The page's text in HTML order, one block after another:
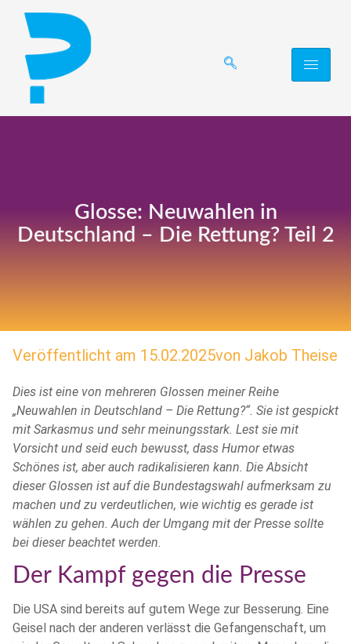
Glosse: Neuwahlen in
Deutschland – Die Rettung? Teil 2
Veröffentlicht am 15.02.2025von Jakob Theise
Dies ist eine von mehreren Glossen meiner Reihe
„Neuwahlen in Deutschland – Die Rettung?“. Sie ist gespickt
mit Sarkasmus und sehr meinungsstark. Lest sie mit
Vorsicht und seid euch bewusst, dass Humor etwas
Schönes ist, aber auch radikalisieren kann. Die Absicht
dieser Glossen ist auf die Bundestagswahl aufmerksam zu
machen und zu verdeutlichen, wie wichtig es gerade ist
wählen zu gehen. Auch der Umgang mit der Presse sollte
bei dieser beachtet werden.
Der Kampf gegen die Presse
Die USA sind bereits auf gutem Wege zur Besserung. Eine
Geisel nach der anderen verlässt die Gefangenschaft, um